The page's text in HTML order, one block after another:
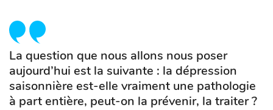
La question que nous allons nous poser
aujourd’hui est la suivante : la dépression
saisonnière est-elle vraiment une pathologie
à part entière, peut-on la prévenir, la traiter ?